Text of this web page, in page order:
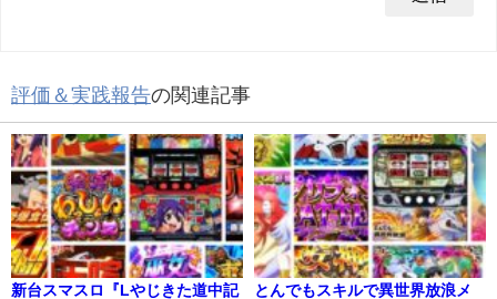
評価＆実践報告の関連記事
新台スマスロ『Lやじきた道中記
とんでもスキルで異世界放浪メ